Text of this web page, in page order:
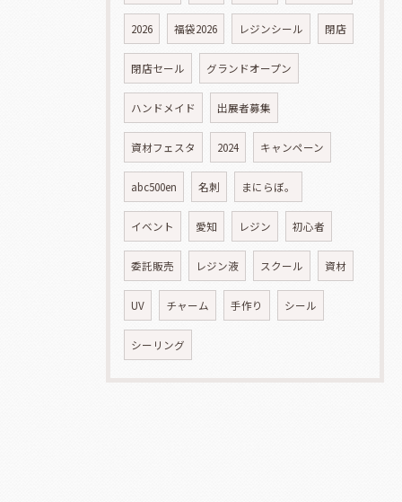
2026 福袋2026 レジンシール 閉店
閉店セール グランドオープン
ハンドメイド 出展者募集
資材フェスタ 2024 キャンペーン
abc500en 名刺 まにらぼ。
イベント 愛知 レジン 初心者
委託販売 レジン液 スクール 資材
UV チャーム 手作り シール
シーリング